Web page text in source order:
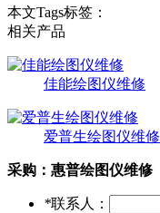
本文Tags标签：
相关产品
佳能绘图仪维修
爱普生绘图仪维修
采购： 惠普绘图仪维修
*联系人：